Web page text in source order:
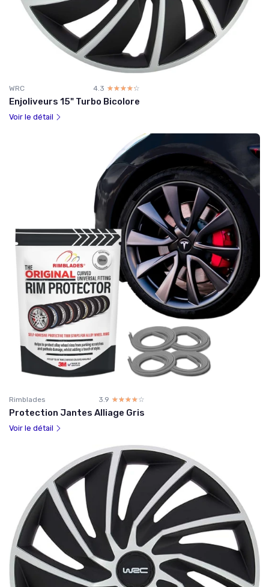
WRC 4.3 ☆☆☆☆☆
★★★★★
Enjoliveurs 15" Turbo Bicolore
Voir le détail
Rimblades 3.9 ☆☆☆☆☆
★★★★★
Protection Jantes Alliage Gris
Voir le détail